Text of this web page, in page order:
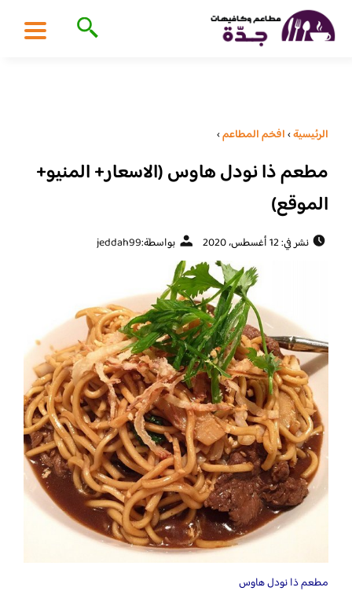
الرئيسية›افخم المطاعم›
مطعم ذا نودل هاوس (الاسعار+ المنيو+
الموقع)
نشر في: 12 أغسطس، 2020 بواسطة:jeddah99
مطعم ذا نودل هاوس